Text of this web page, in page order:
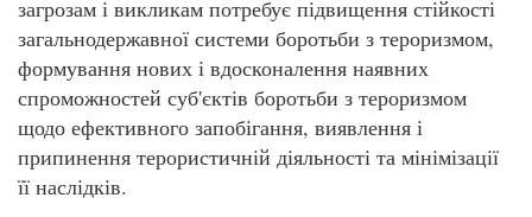
загрозам і викликам потребує підвищення стійкості
загальнодержавної системи боротьби з тероризмом,
формування нових і вдосконалення наявних
спроможностей суб'єктів боротьби з тероризмом
щодо ефективного запобігання, виявлення і
припинення терористичній діяльності та мінімізації
її наслідків.